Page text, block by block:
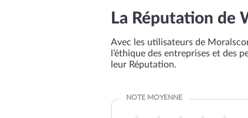
La Réputation de
Avec les utilisateurs de
l’éthique des entreprises et des
leur Réputation.